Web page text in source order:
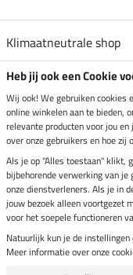
elkaar in het
Klimaatneutrale shop
Verzending per
Veilig betalen met
Laatste
Heb jij ook een Cookie
Wij ook! We gebruiken cookies
online winkelen aan te bieden,
relevante producten voor jou
over onze gebruikers en hoe zij
Als je op "Alles toestaan" klikt,
bijbehorende verwerking van je
onze dienstverleners. Als je in
jouw bezoek alleen voortgezet
voor het soepele functioneren
Natuurlijk kun je de
Meer informatie over onze